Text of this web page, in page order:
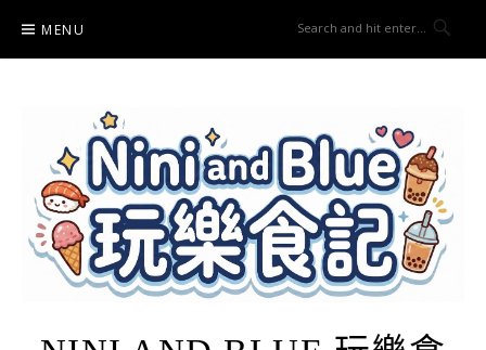
content
MENU